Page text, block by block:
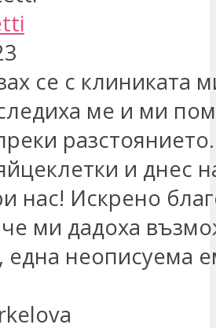
се с клиниката
ме и ми
и днес
нас! Искрено
ми дадоха
една неописуема